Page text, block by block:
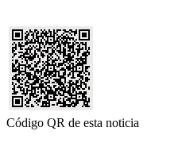
Código QR de esta noticia